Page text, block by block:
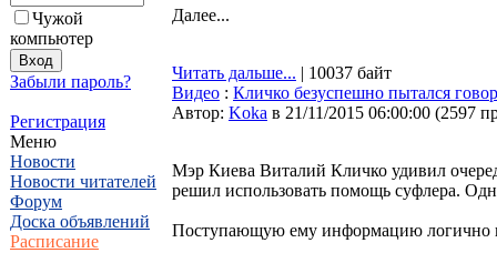
Чужой
компьютер
Забыли пароль?
Регистрация
Меню
Новости
Новости читателей
Форум
Доска объявлений
Расписание
Далее...
Читать дальше... | 10037 байт
Видео : Кличко безуспешно пытался
Автор: Koka в 21/11/2015 06:00:00 (2597
Мэр Киева Виталий Кличко удивил
решил использовать помощь суфлера.
Поступающую ему информацию логично